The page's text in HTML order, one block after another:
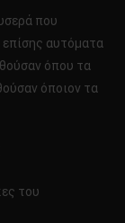
που
αυτόματα
όπου τα
όποιον τα
του